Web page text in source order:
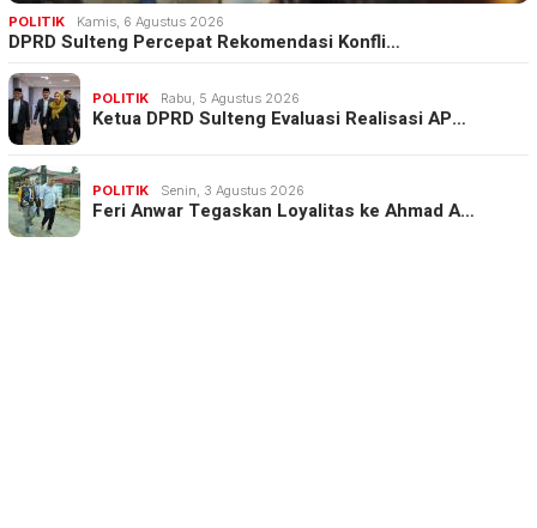
POLITIK Kamis, 6 Agustus 2026
DPRD Sulteng Percepat Rekomendasi Konfli…
POLITIK Rabu, 5 Agustus 2026
Ketua DPRD Sulteng Evaluasi Realisasi AP…
POLITIK Senin, 3 Agustus 2026
Feri Anwar Tegaskan Loyalitas ke Ahmad A…